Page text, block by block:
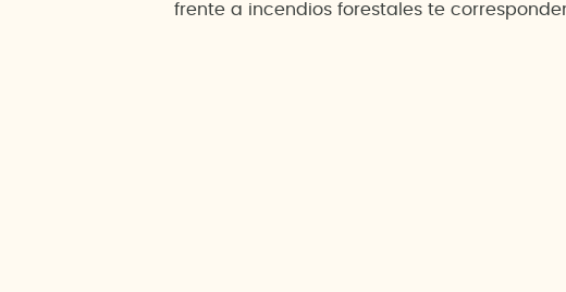
frente a incendios forestales te